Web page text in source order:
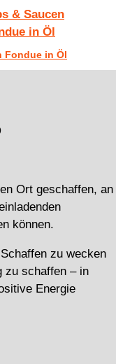
in Öl
Fondue in Öl
Ort geschaffen, an
können.
zu wecken
zu schaffen – in
Energie